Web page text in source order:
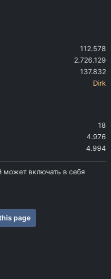
112.578
2.726.129
137.832
Dirk
18
4.976
4.994
может включать в себя
page